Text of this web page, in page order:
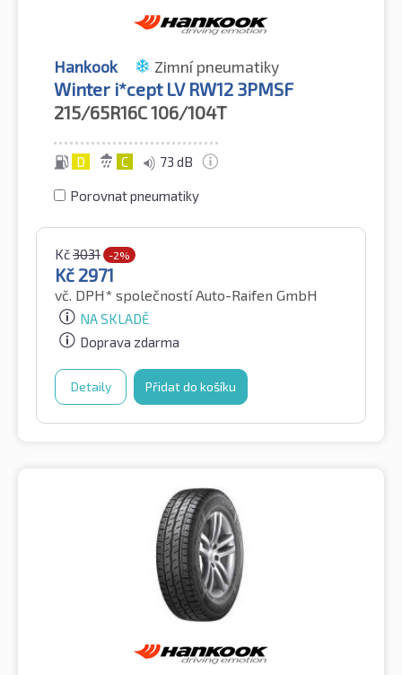
Hankook Zimní pneumatiky
Winter i*cept LV RW12 3PMSF
215/65R16C106/104T
D C 73 dB
Porovnat pneumatiky
Kč3031 -2%
Kč 2971
vč. DPH* společností Auto-Raifen GmbH
NA SKLADĚ
Doprava zdarma
Detaily Přidat do košíku